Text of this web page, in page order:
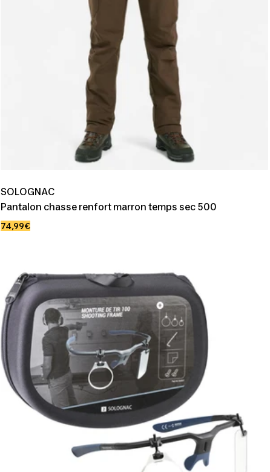
SOLOGNAC
Pantalon chasse renfort marron temps sec 500
Prix
74,99€